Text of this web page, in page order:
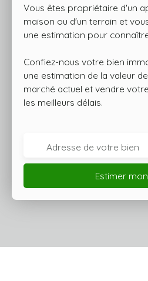
Vous êtes propriétaire d'un
maison ou d'un terrain et
une estimation pour
Confiez-nous votre bien
une estimation de la valeur
marché actuel et vendre
les meilleurs délais.
Adresse de votre bien
Estimer